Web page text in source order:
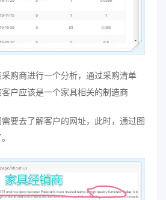
购商进行一个分析，通过采购清单
户应该是一个家具相关的制造商
要去了解客户的网址，此时，通过图